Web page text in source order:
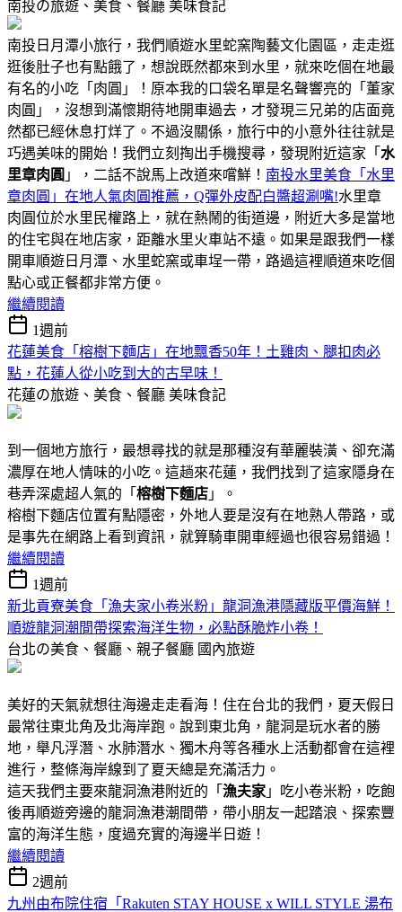
南投の旅遊、美食、餐廳 美味食記
南投日月潭小旅行，我們順遊水里蛇窯陶藝文化園區，走走逛
逛後肚子也有點餓了，想說既然都來到水里，就來吃個在地最
有名的小吃「肉圓」！原本我的口袋名單是名聲響亮的「董家
肉圓」，沒想到滿懷期待地開車過去，才發現三兄弟的店面竟
然都已經休息打烊了。不過沒關係，旅行中的小意外往往就是
巧遇美味的開始！我們立刻掏出手機搜尋，發現附近這家「 水
里章肉圓 」，二話不說馬上改道來嚐鮮！ 南投水里美食「水里
章肉圓」在地人氣肉圓推薦，Q彈外皮配白醬超涮嘴!水里章
肉圓位於水里民權路上，就在熱鬧的街道邊，附近大多是當地
的住宅與在地店家，距離水里火車站不遠。如果是跟我們一樣
開車順遊日月潭、水里蛇窯或車埕一帶，路過這裡順道來吃個
點心或正餐都非常方便。
繼續閱讀
1週前
花蓮美食「榕樹下麵店」在地飄香50年！土雞肉、腿扣肉必
點，花蓮人從小吃到大的古早味！
花蓮の旅遊、美食、餐廳 美味食記
到一個地方旅行，最想尋找的就是那種沒有華麗裝潢、卻充滿
濃厚在地人情味的小吃。這趟來花蓮，我們找到了這家隱身在
巷弄深處超人氣的「 榕樹下麵店 」。
榕樹下麵店位置有點隱密，外地人要是沒有在地熟人帶路，或
是事先在網路上看到資訊，就算騎車開車經過也很容易錯過！
繼續閱讀
1週前
新北貢寮美食「漁夫家小卷米粉」龍洞漁港隱藏版平價海鮮！
順遊龍洞潮間帶探索海洋生物，必點酥脆炸小卷！
台北の美食、餐廳、親子餐廳 國內旅遊
美好的天氣就想往海邊走走看海！住在台北的我們，夏天假日
最常往東北角及北海岸跑。說到東北角，龍洞是玩水者的勝
地，舉凡浮潛、水肺潛水、獨木舟等各種水上活動都會在這裡
進行，整條海岸線到了夏天總是充滿活力。
這天我們主要來龍洞漁港附近的「 漁夫家 」吃小卷米粉，吃飽
後再順遊旁邊的龍洞漁港潮間帶，帶小朋友一起踏浪、探索豐
富的海洋生態，度過充實的海邊半日遊！
繼續閱讀
2週前
九州由布院住宿「Rakuten STAY HOUSE x WILL STYLE 湯布